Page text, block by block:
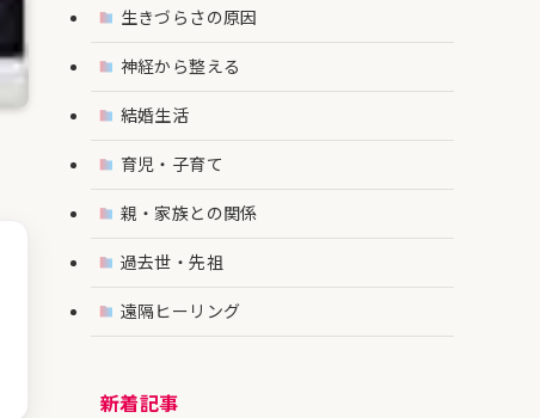
生きづらさの原因
神経から整える
結婚生活
育児・子育て
親・家族との関係
過去世・先祖
遠隔ヒーリング
新着記事